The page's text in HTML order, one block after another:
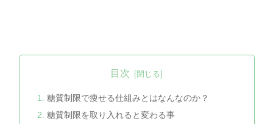
目次
糖質制限で痩せる仕組みとはなんなのか？
糖質制限を取り入れると変わる事